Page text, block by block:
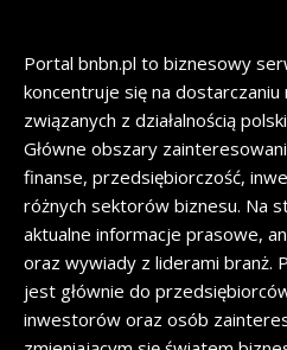
Portal bnbn.pl to biznesowy
koncentruje się na
związanych z działalnością
Główne obszary
finanse, przedsiębiorczość,
różnych sektorów biznesu. Na
aktualne informacje prasowe,
oraz wywiady z liderami branż.
jest głównie do
inwestorów oraz osób